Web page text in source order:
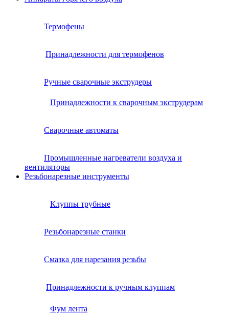
Термофены
Принадлежности для термофенов
Ручные сварочные экструдеры
Принадлежности к сварочным экструдерам
Сварочные автоматы
Промышленные нагреватели воздуха и
вентиляторы
Резьбонарезные инструменты
Клуппы трубные
Резьбонарезные станки
Смазка для нарезания резьбы
Принадлежности к ручным клуппам
Фум лента